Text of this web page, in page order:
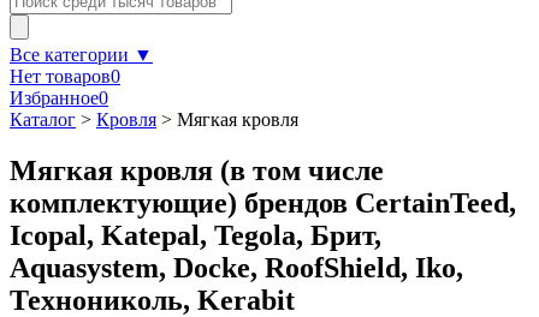
Все категории ▼
Нет товаров0
Избранное0
Каталог > Кровля > Мягкая кровля
Мягкая кровля (в том числе
комплектующие) брендов CertainTeed,
Icopal, Katepal, Tegola, Брит,
Aquasystem, Docke, RoofShield, Iko,
Технониколь, Kerabit